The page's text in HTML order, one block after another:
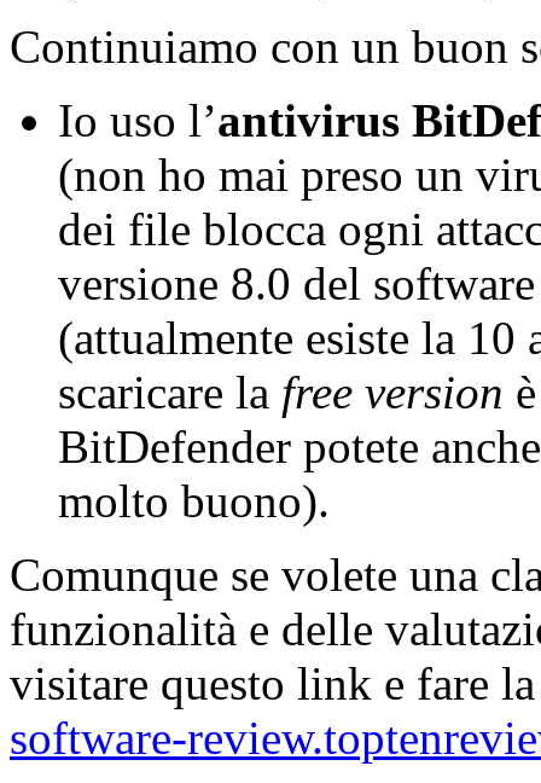
Continuiamo con un buon
Io uso l’antivirus
(non ho mai preso un
dei file blocca ogni
versione 8.0 del
(attualmente esiste la
scaricare la free version
BitDefender potete
molto buono).
Comunque se volete una
funzionalità e delle
visitare questo link e fare
software-